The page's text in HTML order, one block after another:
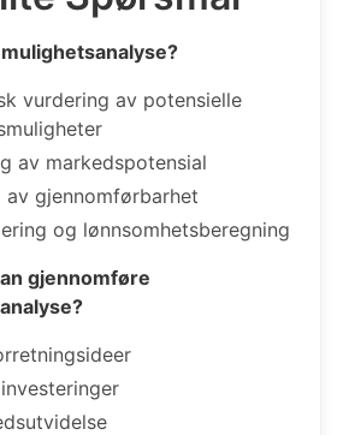
vurdering av potensielle
av markedspotensial
av gjennomførbarhet
og lønnsomhetsberegning
gjennomføre